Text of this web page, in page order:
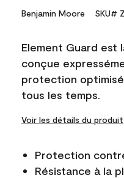
Benjamin Moore SKU#
Element Guard est
conçue
protection
tous les temps.
Voir les détails du produit
Protection
Résistance à la